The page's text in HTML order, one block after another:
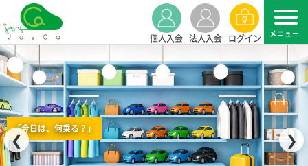
個人入会 法人入会 ログイン
「今日は、何乗る？」
❮ ❯